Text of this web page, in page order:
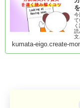
今
て
読
文
kumata-eigo.create-